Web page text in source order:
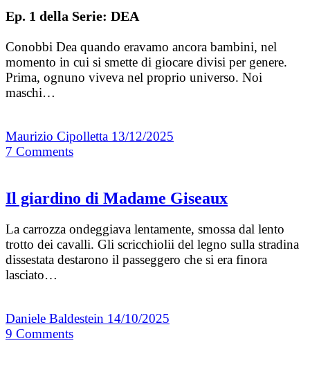
Ep. 1 della Serie: DEA
Conobbi Dea quando eravamo ancora bambini, nel
momento in cui si smette di giocare divisi per genere.
Prima, ognuno viveva nel proprio universo. Noi
maschi…
Maurizio Cipolletta 13/12/2025
7 Comments
Il giardino di Madame Giseaux
La carrozza ondeggiava lentamente, smossa dal lento
trotto dei cavalli. Gli scricchiolii del legno sulla stradina
dissestata destarono il passeggero che si era finora
lasciato…
Daniele Baldestein 14/10/2025
9 Comments